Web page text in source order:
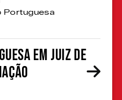
Portuguesa
em Juiz de